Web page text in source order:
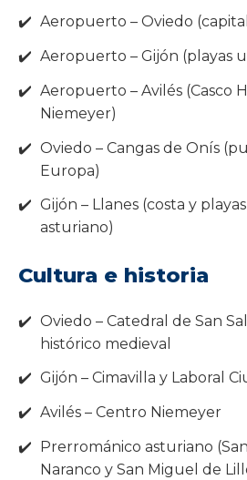
Aeropuerto – Oviedo
Aeropuerto – Gijón (playas
Aeropuerto – Avilés (Casco
Niemeyer)
Oviedo – Cangas de Onís
Europa)
Gijón – Llanes (costa y
asturiano)
Cultura e historia
Oviedo – Catedral de San
histórico medieval
Gijón – Cimavilla y Laboral
Avilés – Centro Niemeyer
Prerrománico asturiano
Naranco y San Miguel de